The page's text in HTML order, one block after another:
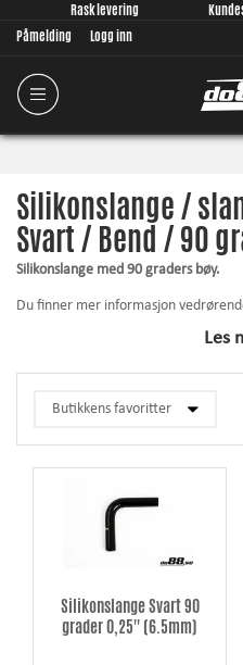
Rask levering
Påmelding
Logg inn
Silikonslange /
Svart / Bend / 90
Silikonslange med 90 graders bøy.
Du finner mer informasjon
Les
Silikonslange Svart 90
grader 0,25'' (6.5mm)